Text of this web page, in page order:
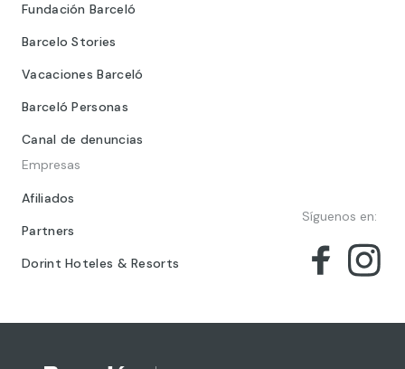
Fundación Barceló
Barcelo Stories
Vacaciones Barceló
Barceló Personas
Canal de denuncias
Empresas
Afiliados
Partners
Dorint Hoteles & Resorts
Síguenos en: